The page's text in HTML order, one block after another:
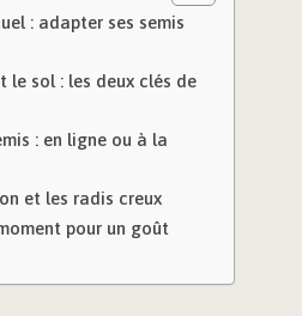
: adapter ses semis
le sol : les deux clés de
: en ligne ou à la
et les radis creux
pour un goût